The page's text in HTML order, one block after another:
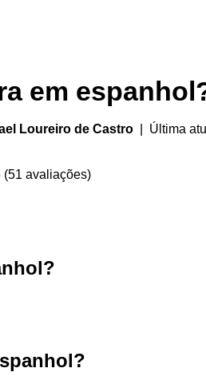
em
Loureiro de Castro | Última
(51 avaliações)